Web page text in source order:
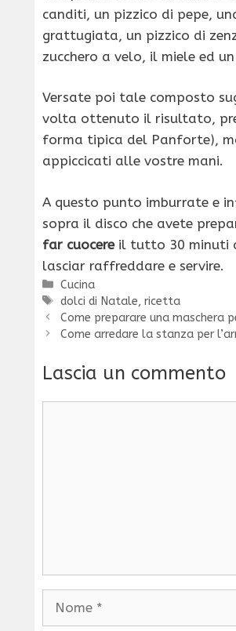
canditi, un pizzico di pepe,
grattugiata, un pizzico di
zucchero a velo, il miele ed
Versate poi tale composto
volta ottenuto il risultato,
forma tipica del Panforte),
appiccicati alle vostre mani.
A questo punto imburrate e
sopra il disco che avete
far cuocereil tutto 30 minuti a
lasciar raffreddare e servire.
Categorie
Cucina
Tag
dolci di Natale,ricetta
Come preparare una maschera
Come arredare la stanza per
Lascia un commento
Nome